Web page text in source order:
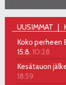
UUSIMMAT
Koko perheen
15.8. 10:28
Kesätauon
18:59